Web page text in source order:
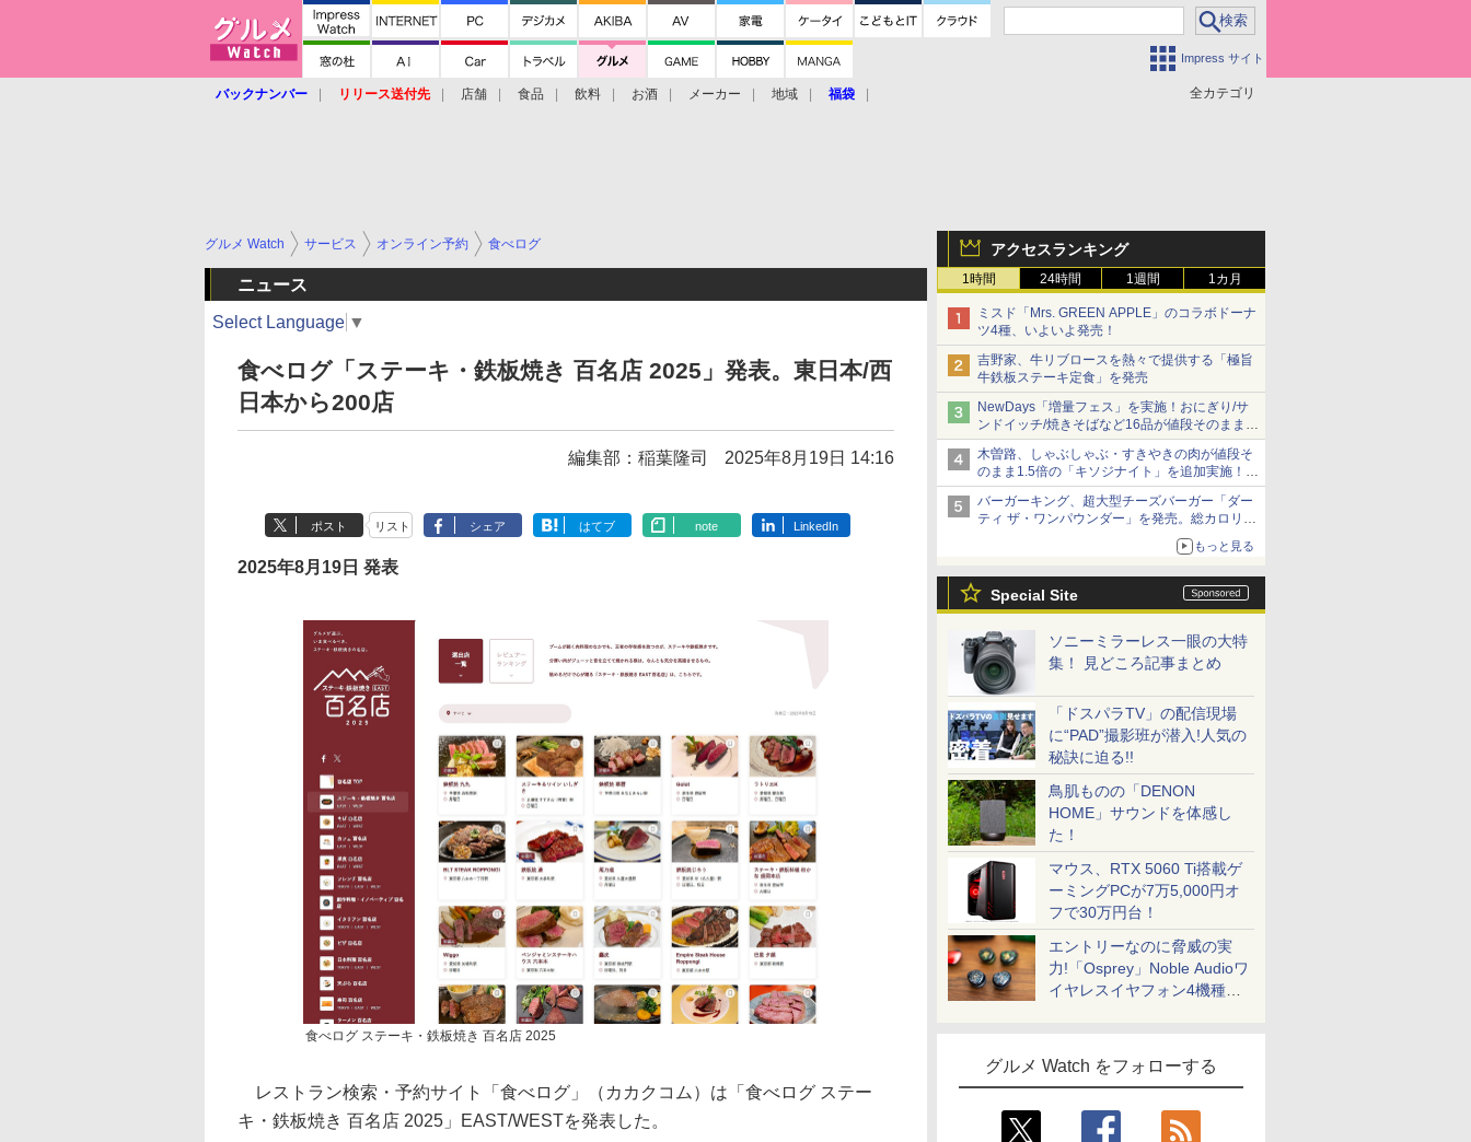
Impress サイト
全カテゴリ
バックナンバー リリース送付先 店舗 食品 飲料 お酒 メーカー 地域 福袋
アクセスランキング
1時間 24時間 1週間 1カ月
ミスド「Mrs. GREEN APPLE」のコラボドーナ
ツ4種、いよいよ発売！
吉野家、牛リブロースを熱々で提供する「極旨
牛鉄板ステーキ定食」を発売
NewDays「増量フェス」を実施！おにぎり/サ
ンドイッチ/焼きそばなど16品が値段そのままで
ボリュームアップ
木曽路、しゃぶしゃぶ・すきやきの肉が値段そ
のまま1.5倍の「キソジナイト」を追加実施！
水・日曜夜限定
バーガーキング、超大型チーズバーガー「ダー
ティ ザ・ワンパウンダー」を発売。総カロリー
もっと見る
Special Site
ソニーミラーレス一眼の大特
集！ 見どころ記事まとめ
「ドスパラTV」の配信現場
に“PAD”撮影班が潜入!人気の
秘訣に迫る!!
鳥肌ものの「DENON
HOME」サウンドを体感し
た！
マウス、RTX 5060 Ti搭載ゲ
ーミングPCが7万5,000円オ
フで30万円台！
エントリーなのに脅威の実
力!「Osprey」Noble Audioワ
イヤレスイヤフォン4機種を
グルメ Watch をフォローする
グルメ Watch サービス オンライン予約 食べログ
ニュース
Select Language ▼
食べログ「ステーキ・鉄板焼き 百名店 2025」発表。東日本/西
日本から200店
編集部：稲葉隆司 2025年8月19日 14:16
ポスト リスト シェア はてブ note LinkedIn
2025年8月19日 発表
食べログ ステーキ・鉄板焼き 百名店 2025
レストラン検索・予約サイト「食べログ」（カカクコム）は「食べログ ステー
キ・鉄板焼き 百名店 2025」EAST/WESTを発表した。